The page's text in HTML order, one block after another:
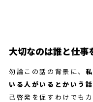
大切なのは誰と仕事
勿論この話の背景に、
いる人がいるとかいう
己啓発を促すわけでも